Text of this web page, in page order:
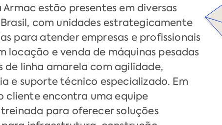
Armac estão presentes em diversas
com unidades estrategicamente
para atender empresas e profissionais
locação e venda de máquinas pesadas
de linha amarela com agilidade,
e suporte técnico especializado. Em
cliente encontra uma equipe
para oferecer soluções